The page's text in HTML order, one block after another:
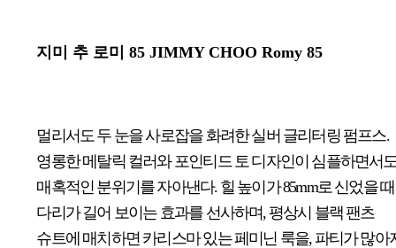
지미 추 로미 85 JIMMY CHOO Romy 85
멀리서도 두 눈을 사로잡을 화려한 실버 글리터링 펌프스.
영롱한 메탈릭 컬러와 포인티드 토 디자인이 심플하면서
매혹적인 분위기를 자아낸다. 힐 높이가 85mm로 신었을 때
다리가 길어 보이는 효과를 선사하며, 평상시 블랙 팬츠
슈트에 매치하면 카리스마 있는 페미닌 룩을, 파티가 많아